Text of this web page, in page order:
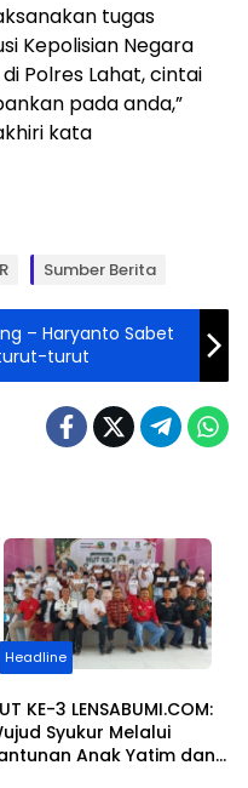
tugas
Kepolisian Negara
Polres Lahat, cintai
pada anda,”
kata
Sumber Berita
– Haryanto Sabet
turut
Headline
KE-3 LENSABUMI.COM:
Syukur Melalui
Anak Yatim dan